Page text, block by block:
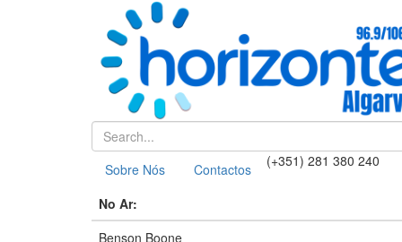
Sobre Nós Contactos (+351) 281 380 240
No Ar:
Benson Boone